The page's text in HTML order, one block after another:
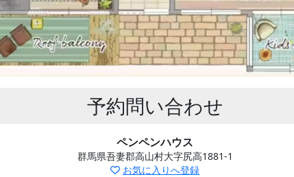
予約問い合わせ
ペンペンハウス
群馬県吾妻郡高山村大字尻高1881-1
お気に入りへ登録